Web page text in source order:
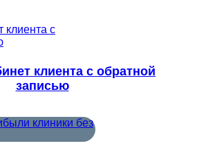
клиента с обратной
записью